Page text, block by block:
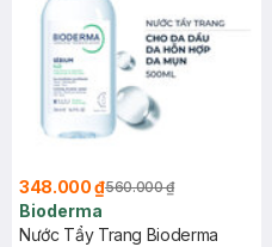
348.000 ₫560.000 ₫
Bioderma
Nước Tẩy Trang Bioderma